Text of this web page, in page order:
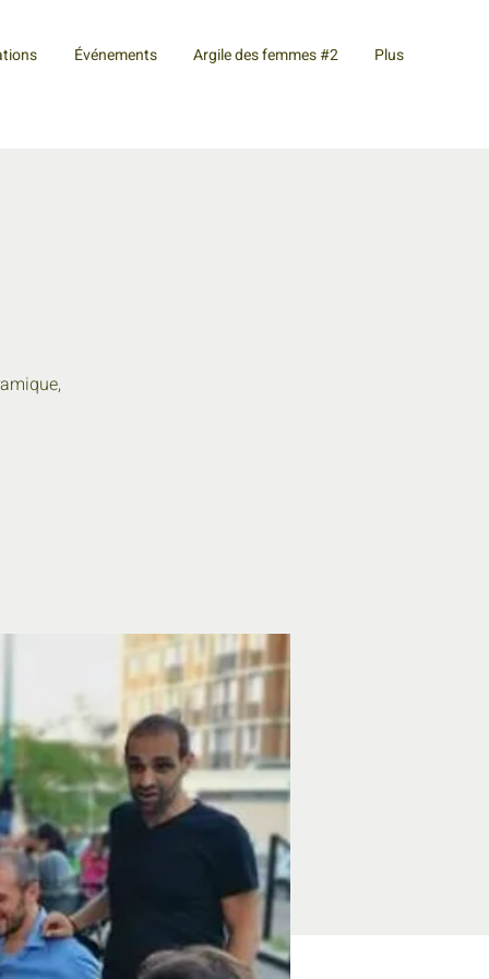
Événements Argile des femmes #2 Plus